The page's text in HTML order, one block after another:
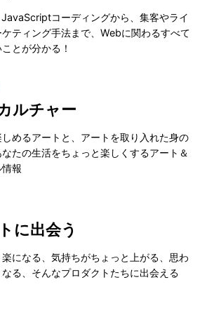
コーディングから、集客やライ
ティング手法まで、Webに関わるすべて
とが分かる！
ルチャー
めるアートと、アートを取り入れた身の
たの生活をちょっと楽しくするアート＆
報
に出会う
になる、気持ちがちょっと上がる、思わ
る、そんなプロダクトたちに出会える